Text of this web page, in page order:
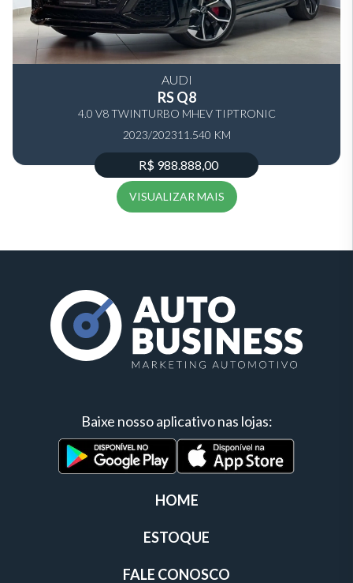
AUDI
RS Q8
4.0 V8 TWINTURBO MHEV TIPTRONIC
2023/202311.540 KM
R$ 988.888,00
VISUALIZAR MAIS
Baixe nosso aplicativo nas lojas:
HOME
ESTOQUE
FALE CONOSCO